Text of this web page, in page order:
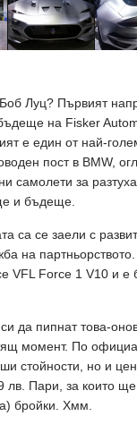
Луц? Първият
на Fisker
е един от най-
пост в BMW,
самолети за
и бъдеще.
са се заели с
на
VFL Force 1 V10 и е
да пипнат това-
момент. По
стойности, но и
Пари, за които
бройки. Хмм.